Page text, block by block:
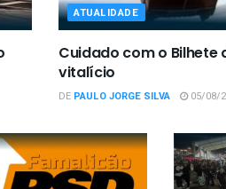
ATUALIDADE
Cuidado com o Bilhete
vitalício
DE PAULO JORGE SILVA 05/08/